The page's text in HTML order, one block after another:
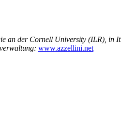
an der Cornell University (ILR), in
www.azzellini.net